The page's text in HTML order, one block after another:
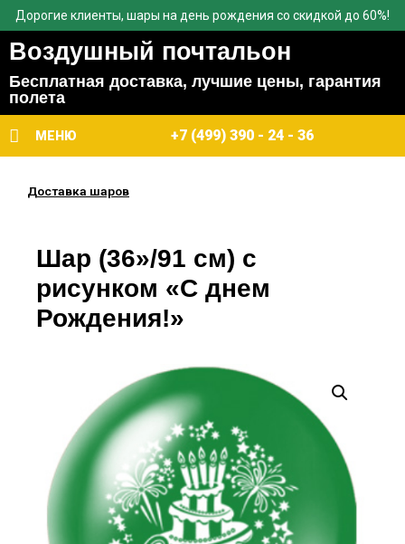
Дорогие клиенты, шары на день рождения со скидкой до 60%!
Воздушный почтальон
Бесплатная доставка, лучшие цены, гарантия
полета
МЕНЮ +7 (499) 390 - 24 - 36
Доставка шаров
Шар (36»/91 см) с
рисунком «С днем
Рождения!»